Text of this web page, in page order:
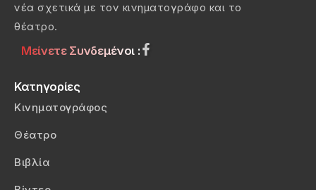
νέα σχετικά με τον κινηματογράφο και το
θέατρο.
Μείνετε Συνδεμένοι :
Κατηγορίες
Κινηματογράφος
Θέατρο
Βιβλία